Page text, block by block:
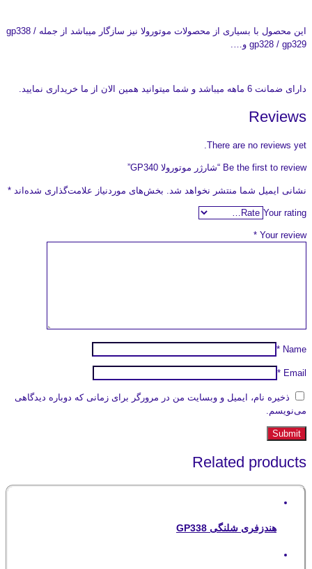
این محصول با بسیاری از محصولات موتورولا نیز سازگار میباشد از جمله gp338 /
gp328 / gp329 و….
دارای ضمانت 6 ماهه میباشد و شما میتوانید همین الان از ما خریداری نمایید.
Reviews
There are no reviews yet.
Be the first to review “شارژر موتورولا GP340”
نشانی ایمیل شما منتشر نخواهد شد. بخش‌های موردنیاز علامت‌گذاری شده‌اند *
Your rating
Your review
*
Name
*
Email
*
ذخیره نام، ایمیل و وبسایت من در مرورگر برای زمانی که دوباره دیدگاهی
می‌نویسم.
Related products
هندزفری شلنگی GP338